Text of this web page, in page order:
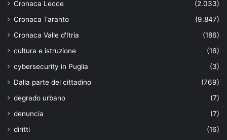
Cronaca Lecce
(2.033)
Cronaca Taranto
(9.847)
Cronaca Valle d'Itria
(186)
cultura e istruzione
(16)
cybersecurity in Puglia
(3)
Dalla parte del cittadino
(769)
degrado urbano
(7)
denuncia
(7)
diritti
(16)